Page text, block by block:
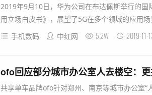
2019年9月10日，华为公司在布达佩斯举行的
用立场白皮书》，展望了5G在多个领域的应用
手机数码
中红网 5.2W 2019-11-
ofo回应部分城市办公室人去楼空：
共享单车品牌ofo针对郑州、南京等城市办公室